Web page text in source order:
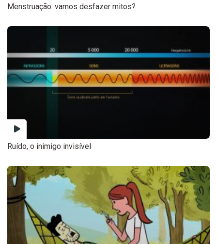
Menstruação: vamos desfazer mitos?
Ruído, o inimigo invisível